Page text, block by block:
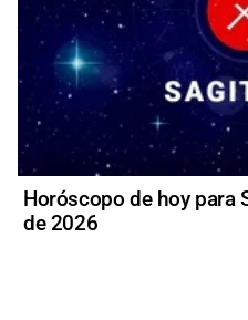
Horóscopo de hoy para
de 2026